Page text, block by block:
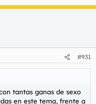
#931
tantas ganas de sexo
en este tema, frente a